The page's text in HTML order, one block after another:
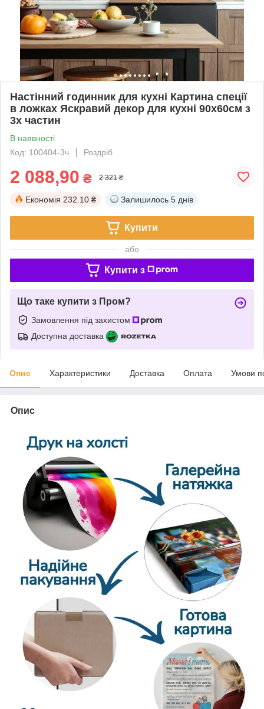
Настінний годинник для кухні Картина спеції
в ложках Яскравий декор для кухні 90х60см з
3х частин
В наявності
Код: 100404-3ч
Роздріб
2 088,90 ₴ 2 321 ₴
Економія 232.10 ₴ Залишилось 5 днів
Купити
або
Купити з
Що таке купити з Пром?
Замовлення під захистом
Доступна доставка
Опис Характеристики Доставка Оплата Умови
Опис